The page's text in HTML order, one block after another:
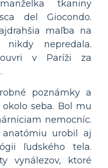
tkaniny
del Giocondo.
maľba na
nepredala.
v Paríži za
poznámky a
seba. Bol mu
nemocníc.
urobil aj
ľudského tela.
vynálezov, ktoré